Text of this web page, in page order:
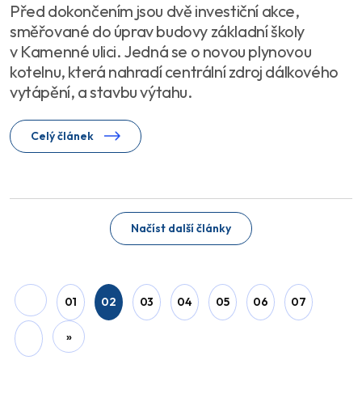
Před dokončením jsou dvě investiční akce,
směřované do úprav budovy základní školy
v Kamenné ulici. Jedná se o novou plynovou
kotelnu, která nahradí centrální zdroj dálkového
vytápění, a stavbu výtahu.
Celý článek
Načíst další články
01 02 03 04 05 06 07
»